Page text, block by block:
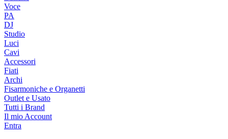
Voce
PA
DJ
Studio
Luci
Cavi
Accessori
Fiati
Archi
Fisarmoniche e Organetti
Outlet e Usato
Tutti i Brand
Il mio Account
Entra